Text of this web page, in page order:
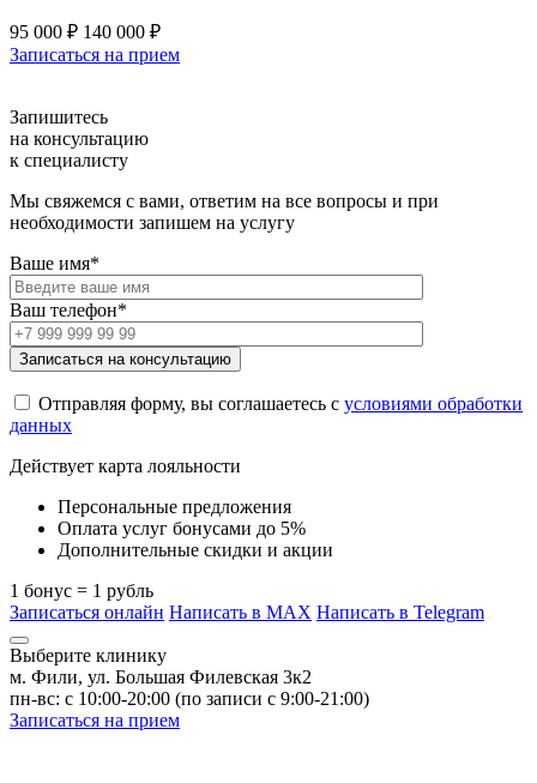
95 000 ₽ 140 000 ₽
Записаться на прием
Запишитесь
на консультацию
к специалисту
Мы свяжемся с вами, ответим на все вопросы и при
необходимости запишем на услугу
Ваше имя*
Ваш телефон*
Отправляя форму, вы соглашаетесь с условиями обработки
данных
Действует карта лояльности
Персональные предложения
Оплата услуг бонусами до 5%
Дополнительные скидки и акции
1 бонус = 1 рубль
Записаться онлайн Написать в MAX Написать в Telegram
Выберите клинику
м. Фили, ул. Большая Филевская 3к2
пн-вс: с 10:00-20:00 (по записи с 9:00-21:00)
Записаться на прием